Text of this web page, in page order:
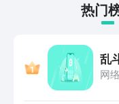
热门
乱
网